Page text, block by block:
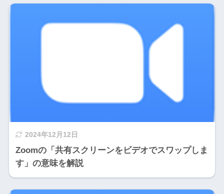
2024年12月12日
Zoomの「共有スクリーンをビデオでスワップしま
す」の意味を解説